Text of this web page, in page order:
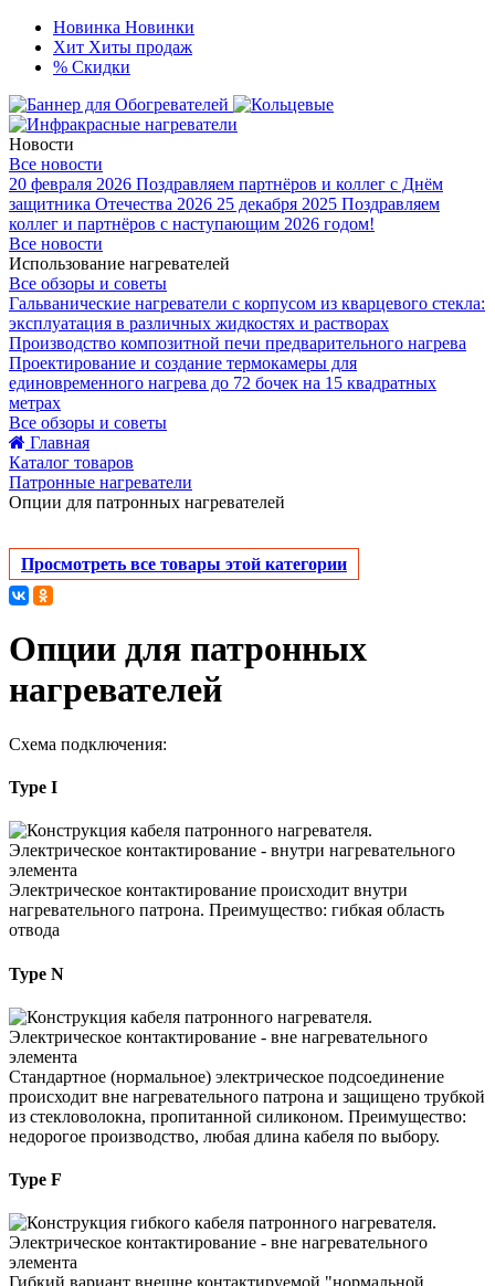
Новинка Новинки
Хит Хиты продаж
% Скидки
Новости
Все новости
20 февраля 2026 Поздравляем партнёров и коллег с Днём
защитника Отечества 2026 25 декабря 2025 Поздравляем
коллег и партнёров с наступающим 2026 годом!
Все новости
Использование нагревателей
Все обзоры и советы
Гальванические нагреватели с корпусом из кварцевого стекла:
эксплуатация в различных жидкостях и растворах
Производство композитной печи предварительного нагрева
Проектирование и создание термокамеры для
единовременного нагрева до 72 бочек на 15 квадратных
метрах
Все обзоры и советы
Главная
Каталог товаров
Патронные нагреватели
Опции для патронных нагревателей
Просмотреть все товары этой категории
Опции для патронных
нагревателей
Схема подключения:
Type I
Электрическое контактирование происходит внутри
нагревательного патрона. Преимущество: гибкая область
отвода
Type N
Стандартное (нормальное) электрическое подсоединение
происходит вне нагревательного патрона и защищено трубкой
из стекловолокна, пропитанной силиконом. Преимущество:
недорогое производство, любая длина кабеля по выбору.
Type F